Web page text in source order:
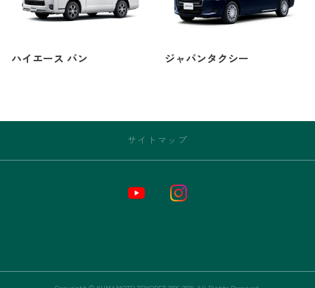
ハイエース バン ジャパンタクシー
サイトマップ